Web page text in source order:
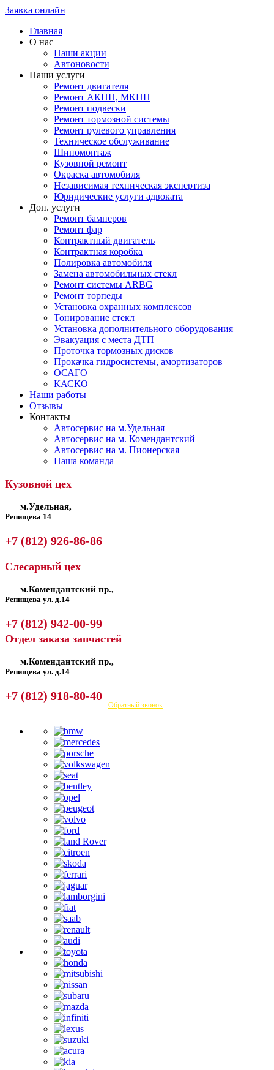
Заявка онлайн
Главная
О нас
Наши акции
Автоновости
Наши услуги
Ремонт двигателя
Ремонт АКПП, МКПП
Ремонт подвески
Ремонт тормозной системы
Ремонт рулевого управления
Техническое обслуживание
Шиномонтаж
Кузовной ремонт
Окраска автомобиля
Независимая техническая экспертиза
Юридические услуги адвоката
Доп. услуги
Ремонт бамперов
Ремонт фар
Контрактный двигатель
Контрактная коробка
Полировка автомобиля
Замена автомобильных стекл
Ремонт системы ARBG
Ремонт торпеды
Установка охранных комплексов
Тонирование стекл
Установка дополнительного оборудования
Эвакуация с места ДТП
Проточка тормозных дисков
Прокачка гидросистемы, амортизаторов
ОСАГО
КАСКО
Наши работы
Отзывы
Контакты
Автосервис на м.Удельная
Автосервис на м. Комендантский
Автосервис на м. Пионерская
Наша команда
Кузовной цех
м.Удельная,
Репищева 14
+7 (812) 926-86-86
Слесарный цех
м.Комендантский пр.,
Репищева ул. д.14
+7 (812) 942-00-99
Отдел заказа запчастей
м.Комендантский пр.,
Репищева ул. д.14
+7 (812) 918-80-40
Посмотреть на карте Обратный звонок